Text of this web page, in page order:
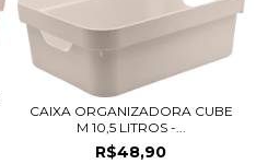
CAIXA ORGANIZADORA CUBE
M 10,5 LITROS -...
R$48,90